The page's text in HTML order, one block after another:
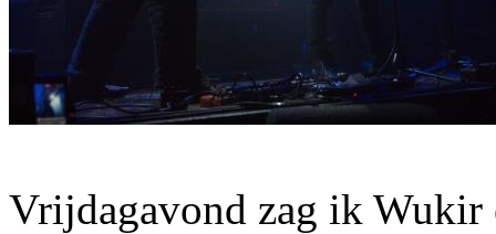
Vrijdagavond zag ik Wukir